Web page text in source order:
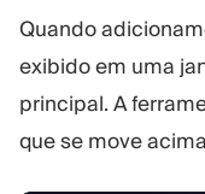
Quando
exibido em uma
principal. A
que se move